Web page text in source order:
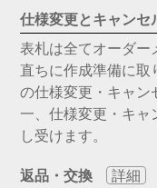
仕様変更とキャンセ
表札は全てオーダー
直ちに作成準備に取
の仕様変更・キャン
一、仕様変更・キャ
し受けます。
返品・交換
詳細